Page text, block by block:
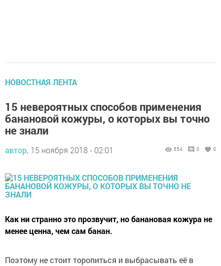
НОВОСТНАЯ ЛЕНТА
15 невероятных способов применения
банановой кожуры, о которых вы точно
не знали
автор, 15 ноября 2018 - 02:01 554 0 0
Как ни странно это прозвучит, но банановая кожура не
менее ценна, чем сам банан.
Поэтому не стоит торопиться и выбрасывать её в